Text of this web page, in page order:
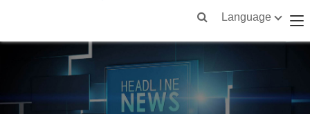
Language